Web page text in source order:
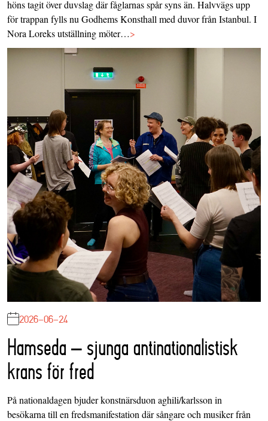
höns tagit över duvslag där fåglarnas spår syns än. Halvvägs upp
för trappan fylls nu Godhems Konsthall med duvor från Istanbul. I
Nora Loreks utställning möter…>
2026-06-24
Hamseda – sjunga antinationalistisk
krans för fred
På nationaldagen bjuder konstnärsduon aghili/karlsson in
besökarna till en fredsmanifestation där sångare och musiker från